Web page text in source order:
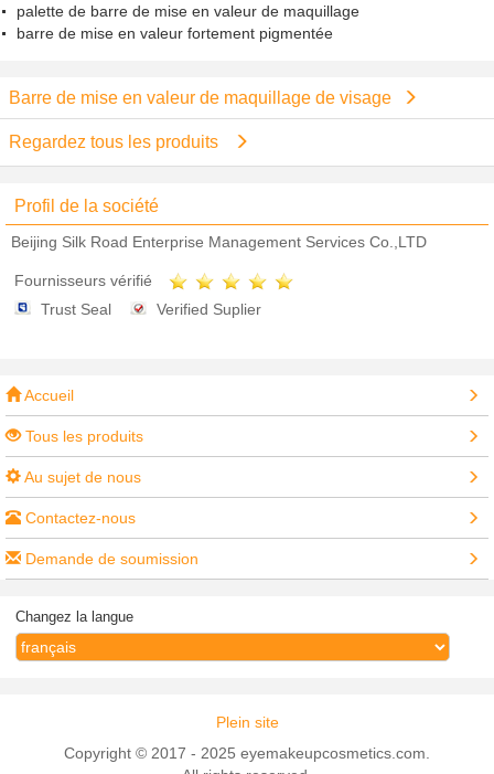
palette de barre de mise en valeur de maquillage
barre de mise en valeur fortement pigmentée
Barre de mise en valeur de maquillage de visage
Regardez tous les produits
Profil de la société
Beijing Silk Road Enterprise Management Services Co.,LTD
Fournisseurs vérifié
Trust Seal
Verified Suplier
Accueil
Tous les produits
Au sujet de nous
Contactez-nous
Demande de soumission
Changez la langue
Plein site
Copyright © 2017 - 2025 eyemakeupcosmetics.com.